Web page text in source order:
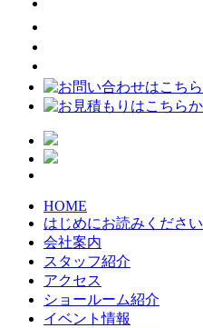
HOME
はじめにお読みください
会社案内
スタッフ紹介
アクセス
ショールーム紹介
イベント情報